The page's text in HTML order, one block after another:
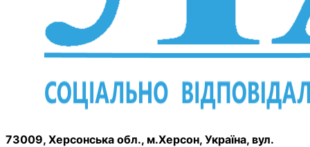
73009, Херсонська обл., м.Херсон, Україна, вул.